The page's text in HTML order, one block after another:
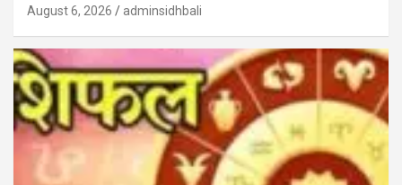
August 6, 2026 adminsidhbali